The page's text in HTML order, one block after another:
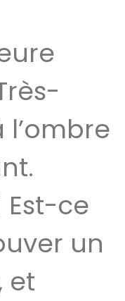
l’ombre
Est-ce
un
et